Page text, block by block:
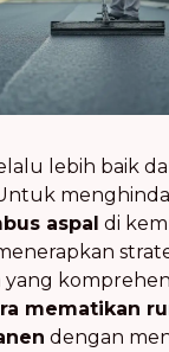
lebih baik
aspal di
mematikan
dengan